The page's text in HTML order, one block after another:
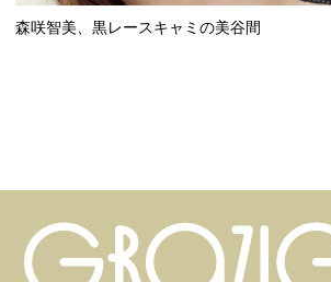
森咲智美、黒レースキャミの美谷間